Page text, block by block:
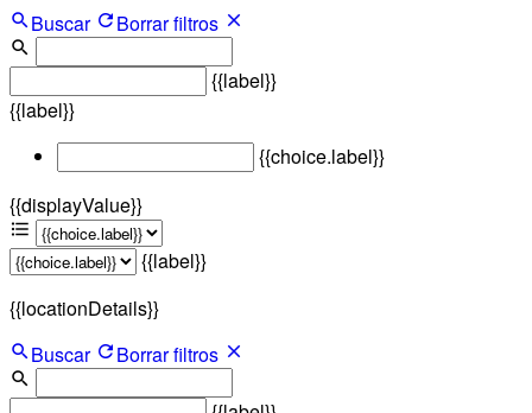
Buscar
Borrar filtros
{{label}}
{{label}}
{{choice.label}}
{{displayValue}}
{{label}}
{{locationDetails}}
Buscar
Borrar filtros